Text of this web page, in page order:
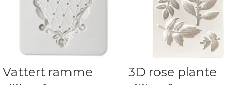
Vattert ramme
3D rose plante